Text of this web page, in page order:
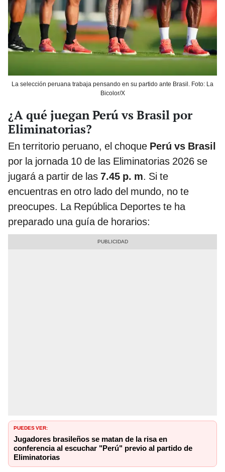
La selección peruana trabaja pensando en su partido ante Brasil. Foto: La
Bicolor/X
¿A qué juegan Perú vs Brasil por
Eliminatorias?
En territorio peruano, el choque Perú vs Brasil
por la jornada 10 de las Eliminatorias 2026 se
jugará a partir de las 7.45 p. m. Si te
encuentras en otro lado del mundo, no te
preocupes. La República Deportes te ha
preparado una guía de horarios:
PUEDES VER:
Jugadores brasileños se matan de la risa en
conferencia al escuchar "Perú" previo al partido de
Eliminatorias